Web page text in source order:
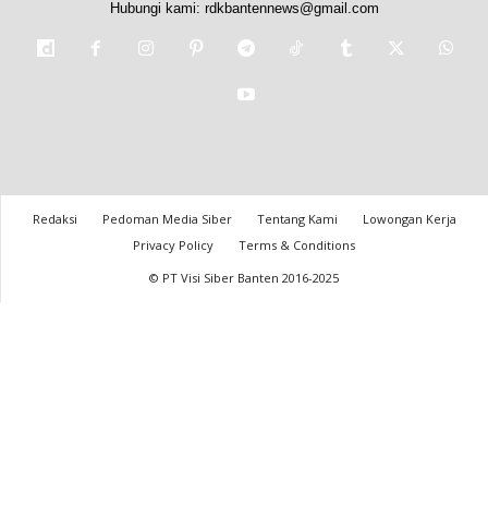
Hubungi kami: rdkbantennews@gmail.com
Redaksi Pedoman Media Siber Tentang Kami
Lowongan Kerja
Privacy Policy
Terms & Conditions
© PT Visi Siber Banten 2016-2025